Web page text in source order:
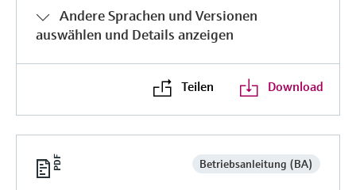
Andere Sprachen und Versionen
auswählen und Details anzeigen
Teilen Download
Betriebsanleitung (BA)